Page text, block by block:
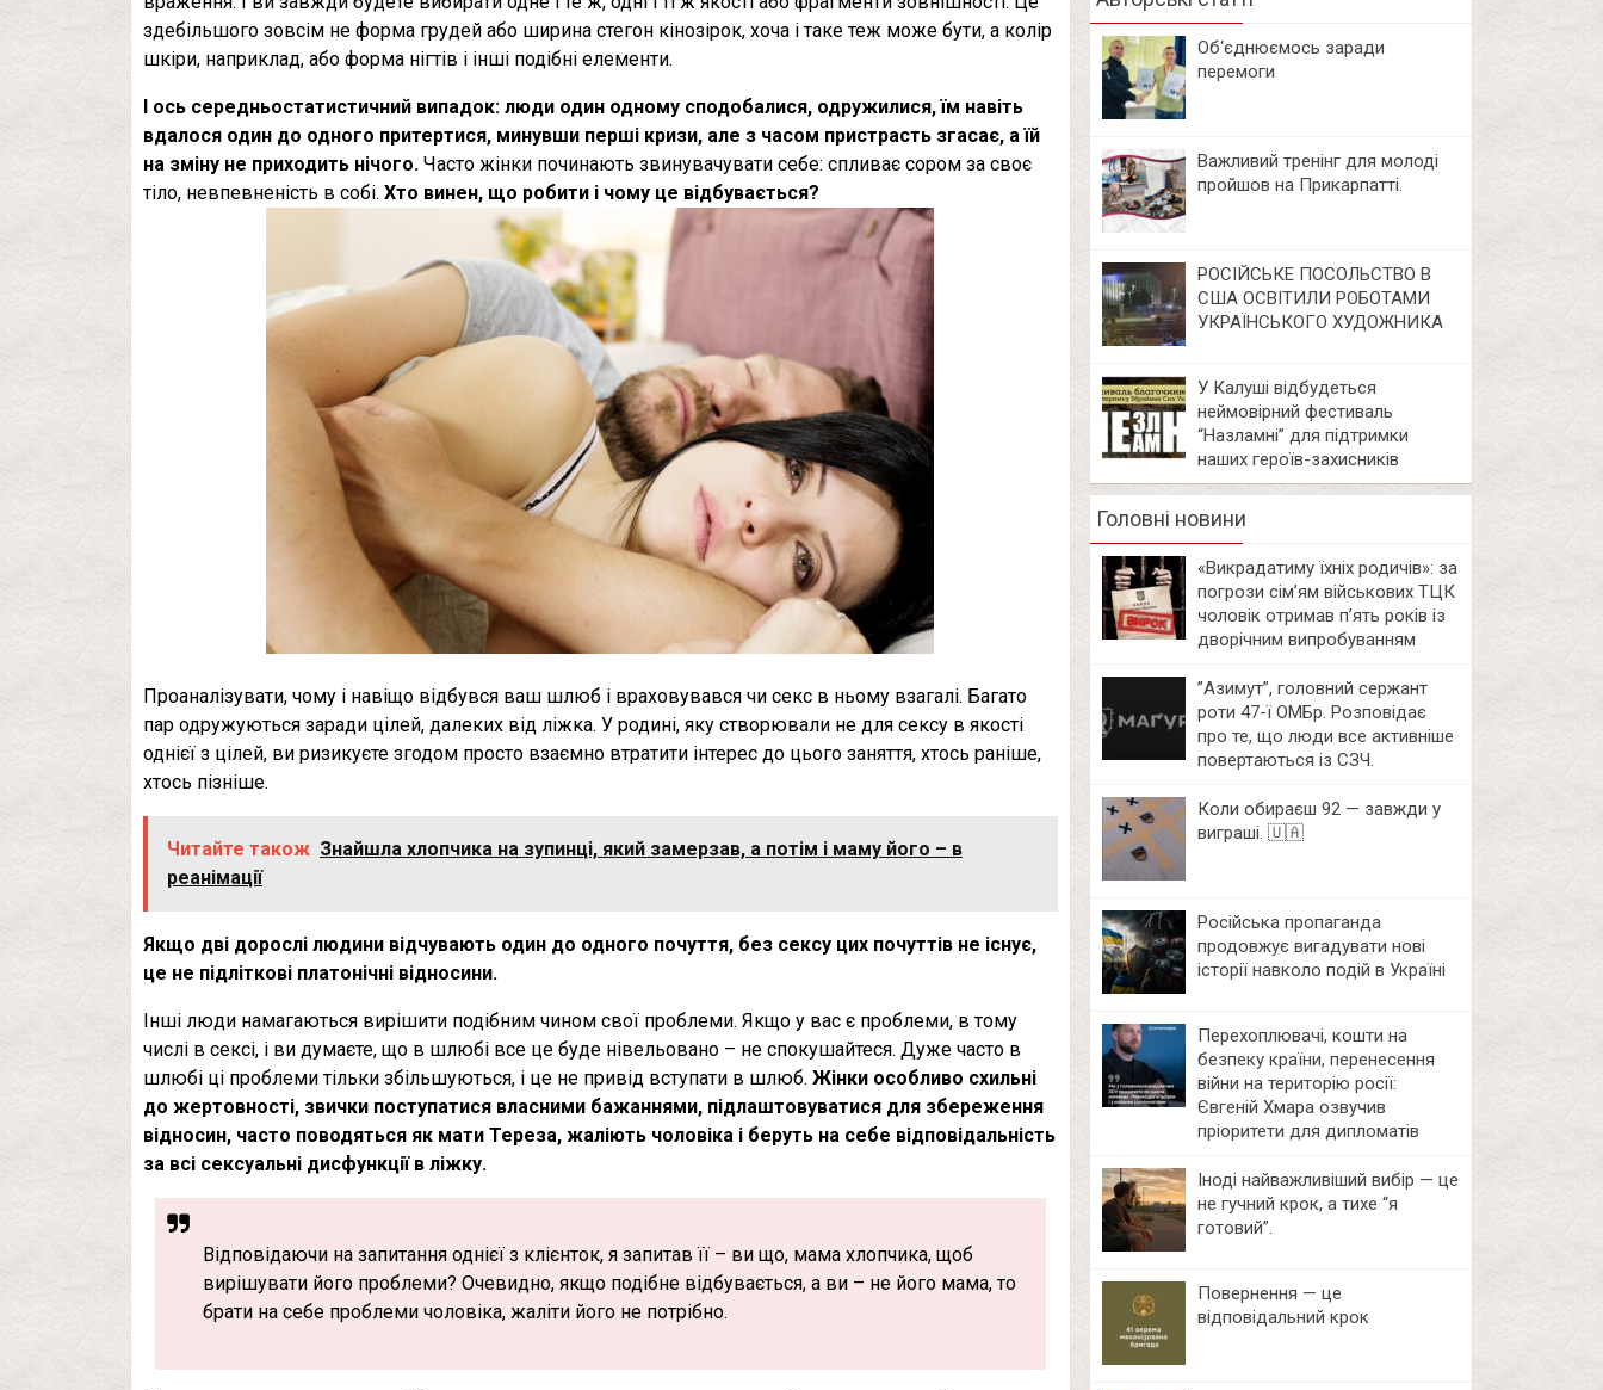
здебільшого зовсім не форма грудей або ширина стегон кінозірок, хоча і таке теж може бути, а колір
шкіри, наприклад, або форма нігтів і інші подібні елементи.
І ось середньостатистичний випадок: люди один одному сподобалися, одружилися, їм навіть
вдалося один до одного притертися, минувши перші кризи, але з часом пристрасть згасає, а їй
на зміну не приходить нічого. Часто жінки починають звинувачувати себе: спливає сором за своє
тіло, невпевненість в собі. Хто винен, що робити і чому це відбувається?
Проаналізувати, чому і навіщо відбувся ваш шлюб і враховувався чи секс в ньому взагалі. Багато
пар одружуються заради цілей, далеких від ліжка. У родині, яку створювали не для сексу в якості
однієї з цілей, ви ризикуєте згодом просто взаємно втратити інтерес до цього заняття, хтось раніше,
хтось пізніше.
Читайте також Знайшла хлопчика на зупинці, який замерзав, а потім і маму його – в
peaнімaції
Якщо дві дорослі людини відчувають один до одного почуття, без сексу цих почуттів не існує,
це не підліткові платонічні відносини.
Інші люди намагаються вирішити подібним чином свої проблеми. Якщо у вас є проблеми, в тому
числі в сексі, і ви думаєте, що в шлюбі все це буде нівельовано – не спокушайтеся. Дуже часто в
шлюбі ці проблеми тільки збільшуються, і це не привід вступати в шлюб. Жінки особливо схильні
до жертовності, звички поступатися власними бажаннями, підлаштовуватися для збереження
відносин, часто поводяться як мати Тереза, жаліють чоловіка і беруть на себе відповідальність
за всі сексуальні дисфункції в ліжку.
Відповідаючи на запитання однієї з клієнток, я запитав її – ви що, мама хлопчика, щоб
вирішувати його проблеми? Очевидно, якщо подібне відбувається, а ви – не його мама, то
брати на себе проблеми чоловіка, жаліти його не потрібно.
Об‘єднюємось заради
перемоги
Важливий тренінг для молоді
пройшов на Прикарпатті.
РОСІЙСЬКЕ ПОСОЛЬСТВО В
США ОСВІТИЛИ РОБОТАМИ
УКРАЇНСЬКОГО ХУДОЖНИКА
У Калуші відбудеться
неймовірний фестиваль
“Назламні” для підтримки
наших героїв-захисників
Головні новини
«Викрадатиму їхніх родичів»: за
погрози сім’ям військових ТЦК
чоловік отримав п’ять років із
дворічним випробуванням
⁨”Азимут”, головний сержант
роти 47-ї ОМБр. Розповідає
про те, що люди все активніше
повертаються із СЗЧ.
Коли обираєш 92 — завжди у
виграші. 🇺🇦
Російська пропаганда
продовжує вигадувати нові
історії навколо подій в Україні
Перехоплювачі, кошти на
безпеку країни, перенесення
війни на територію росії:
Євгеній Хмара озвучив
пріоритети для дипломатів
Іноді найважливіший вибір — це
не гучний крок, а тихе “я
готовий”.
Повернення — це
відповідальний крок